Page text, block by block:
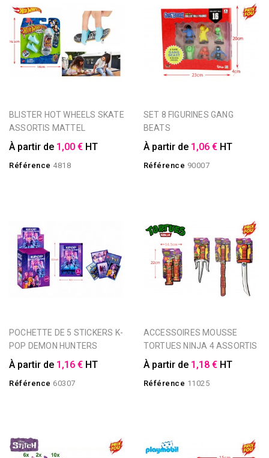
BLISTER HOT WHEELS SKATE
ASSORTIS MATTEL
À partir de 1,00 € HT
Référence 4818
SET 8 FIGURINES GANG
BEATS
À partir de 1,06 € HT
Référence 90007
POCHETTE DE 5 STICKERS K-
POP DEMON HUNTERS
À partir de 1,16 € HT
Référence 60307
ACCESSOIRES MOUSSE
TORTUES NINJA 4 ASSORTIS
À partir de 1,18 € HT
Référence 11025